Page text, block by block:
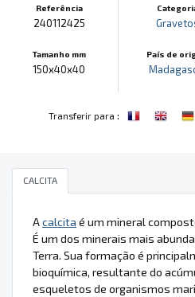
Referência
240112425
Tamanho mm
150x40x40
País de
Transferir para :
CALCITA
Acalcita é um mineral
É um dos minerais mais
Terra. Sua formação é
bioquímica, resultante do
esqueletos de organismos